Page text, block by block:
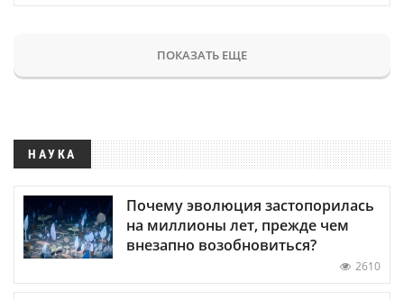
ПОКАЗАТЬ ЕЩЕ
НАУКА
Почему эволюция застопорилась
на миллионы лет, прежде чем
внезапно возобновиться?
2610